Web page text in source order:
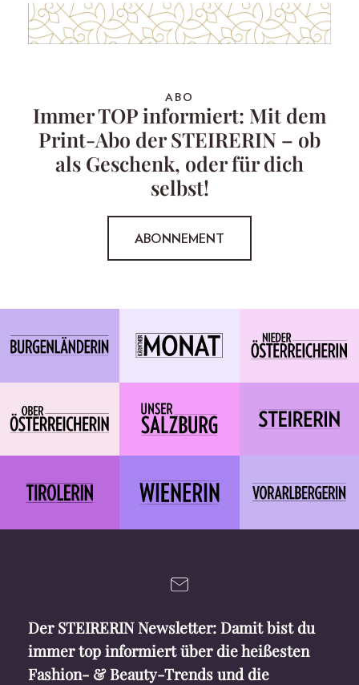
ABO
Immer TOP informiert: Mit dem
Print-Abo der STEIRERIN – ob
als Geschenk, oder für dich
selbst!
ABONNEMENT
Der STEIRERIN Newsletter: Damit bist du
immer top informiert über die heißesten
Fashion- & Beauty-Trends und die